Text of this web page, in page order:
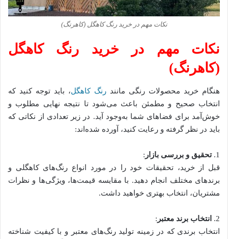
نکات مهم در خرید رنگ کاهگل (کاهرنگ)
نکات مهم در خرید رنگ کاهگل
(کاهرنگ)
هنگام خرید محصولات رنگی مانند رنگ کاهگل، باید توجه کنید که
انتخاب صحیح و مطمئن باعث می‌شود تا نتیجه نهایی مطلوب و
خوش‌آمد برای فضاهای شما به‌وجود آید. در زیر تعدادی از نکاتی که
باید در نظر گرفته و رعایت کنید، آورده شده‌اند:
1. تحقیق و بررسی بازار :
قبل از خرید، تحقیقات خود را در مورد انواع رنگ‌های کاهگلی و
برندهای مختلف انجام دهید. با مقایسه قیمت‌ها، ویژگی‌ها و نظرات
مشتریان، انتخاب بهتری خواهید داشت.
2. انتخاب برند معتبر :
انتخاب برندی که در زمینه تولید رنگ‌های معتبر و با کیفیت شناخته